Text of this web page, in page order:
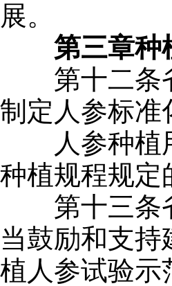
展。
第三章种
第十二条省
制定人参标准
人参种植用
种植规程规定
第十三条省
当鼓励和支
植人参试验示